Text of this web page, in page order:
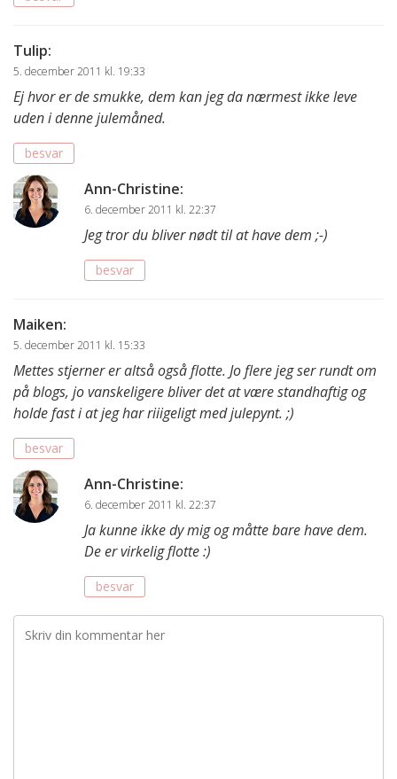
Tulip:
5. december 2011 kl. 19:33
Ej hvor er de smukke, dem kan jeg da nærmest ikke leve
uden i denne julemåned.
besvar
Ann-Christine:
6. december 2011 kl. 22:37
Jeg tror du bliver nødt til at have dem ;-)
besvar
Maiken:
5. december 2011 kl. 15:33
Mettes stjerner er altså også flotte. Jo flere jeg ser rundt om
på blogs, jo vanskeligere bliver det at være standhaftig og
holde fast i at jeg har riiigeligt med julepynt. ;)
besvar
Ann-Christine:
6. december 2011 kl. 22:37
Ja kunne ikke dy mig og måtte bare have dem.
De er virkelig flotte :)
besvar